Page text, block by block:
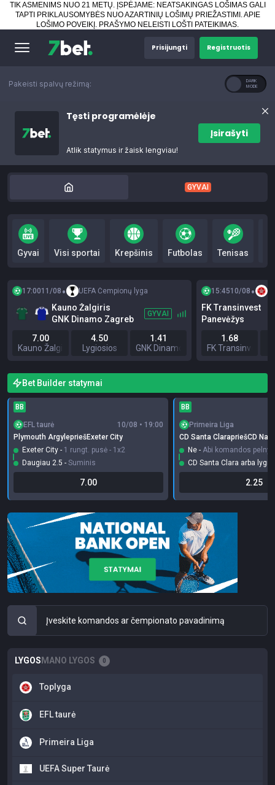
TIK ASMENIMS NUO 21 METŲ. ĮSPĖJAME: NEATSAKINGAS LOŠIMAS GALI
TAPTI PRIKLAUSOMYBĖS NUO AZARTINIŲ LOŠIMŲ PRIEŽASTIMI.APIE
LOŠIMO POVEIKĮ . PRAŠYMO NELEISTI LOŠTI PATEIKIMAS.
Prisijungti Registruotis
Pakeisti spalvų režimą:
Tęsti programėlėje
Atlik statymus ir žaisk lengviau!
Įsirašyti